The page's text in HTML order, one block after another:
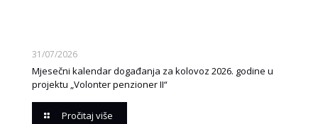
31/07/2026
Mjesečni kalendar događanja za kolovoz 2026. godine u
projektu „Volonter penzioner II“
Pročitaj više